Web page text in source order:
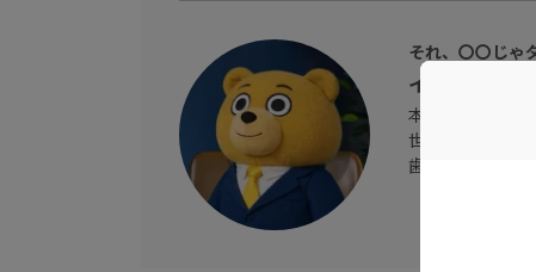
それ、〇〇じゃ
イノベア
本動画のMC
世の中の製品や
歯に衣着せぬ物